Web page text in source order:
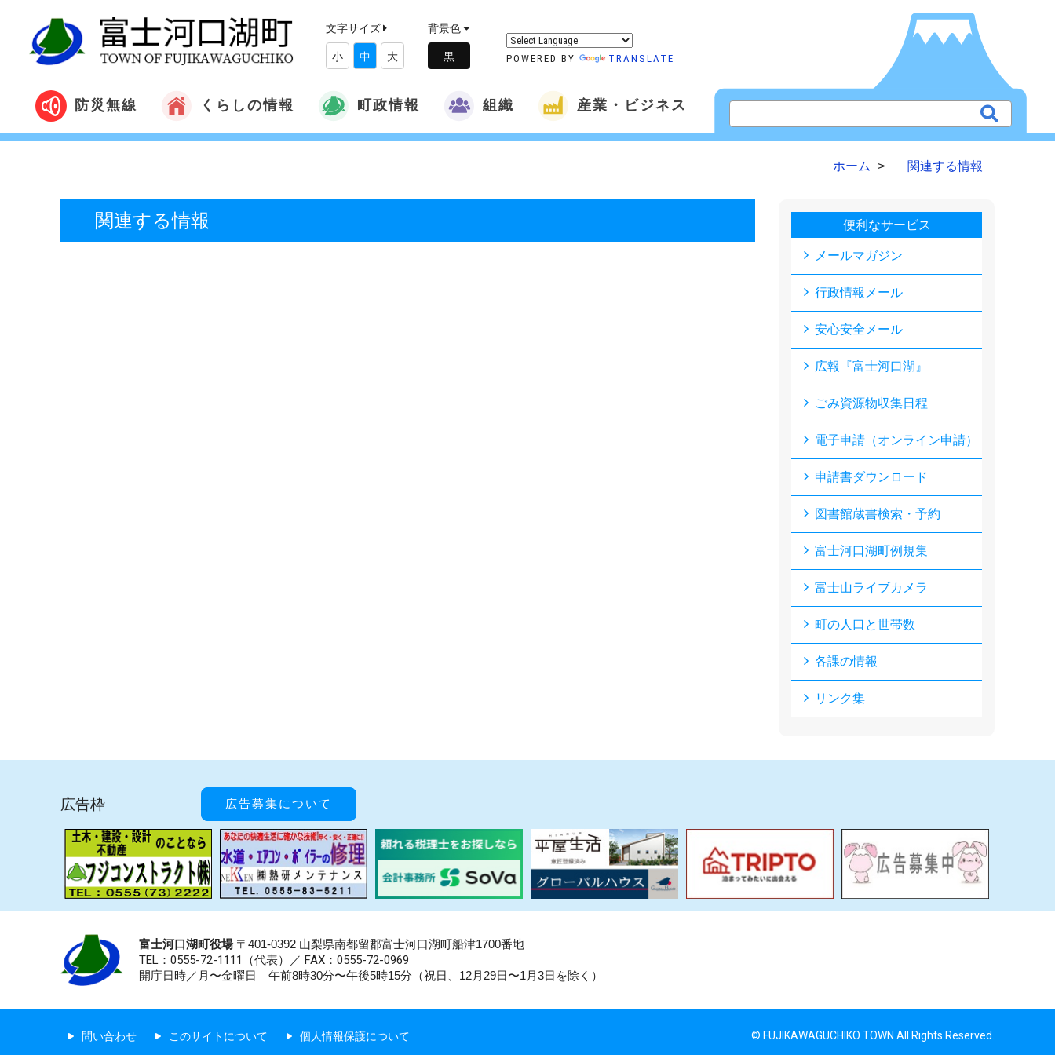
文字サイズ
小 中 大
背景色
POWERED BY TRANSLATE
防災無線 くらしの情報 町政情報 組織 産業・ビジネス
ホーム 関連する情報
関連する情報 便利なサービス
メールマガジン
行政情報メール
安心安全メール
広報『富士河口湖』
ごみ資源物収集日程
電子申請（オンライン申請）
申請書ダウンロード
図書館蔵書検索・予約
富士河口湖町例規集
富士山ライブカメラ
町の人口と世帯数
各課の情報
リンク集
広告枠 広告募集について
富士河口湖町役場〒401-0392 山梨県南都留郡富士河口湖町船津1700番地
TEL：0555-72-1111 （代表）／ FAX：0555-72-0969
開庁日時／月〜金曜日 午前8時30分〜午後5時15分（祝日、12月29日〜1月3日を除く）
問い合わせ このサイトについて 個人情報保護について © FUJIKAWAGUCHIKO TOWN All Rights Reserved.